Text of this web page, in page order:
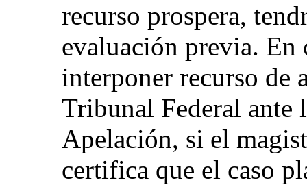
recurso prospera,
evaluación previa. En
interponer recurso de
Tribunal Federal ante
Apelación, si el
certifica que el caso